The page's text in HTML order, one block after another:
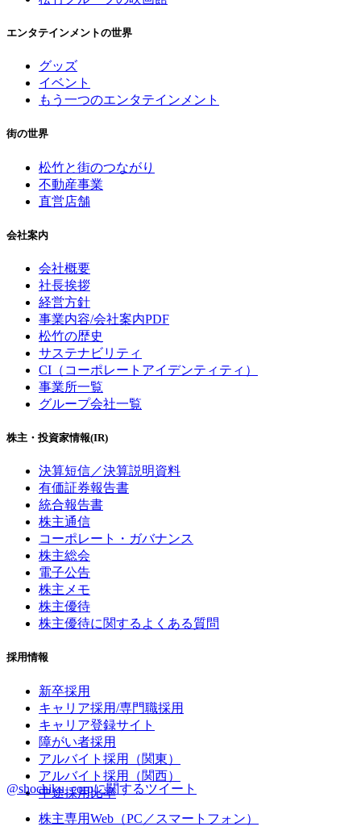
エンタテインメントの世界
グッズ
イベント
もう一つのエンタテインメント
街の世界
松竹と街のつながり
不動産事業
直営店舗
会社案内
会社概要
社長挨拶
経営方針
事業内容/会社案内PDF
松竹の歴史
サステナビリティ
CI（コーポレートアイデンティティ）
事業所一覧
グループ会社一覧
株主・投資家情報(IR)
決算短信／決算説明資料
有価証券報告書
統合報告書
株主通信
コーポレート・ガバナンス
株主総会
電子公告
株主メモ
株主優待
株主優待に関するよくある質問
採用情報
新卒採用
キャリア採用/専門職採用
キャリア登録サイト
障がい者採用
アルバイト採用（関東）
アルバイト採用（関西）
中途採用比率
@shochiku_corpに関するツイート
株主専用Web（PC／スマートフォン）